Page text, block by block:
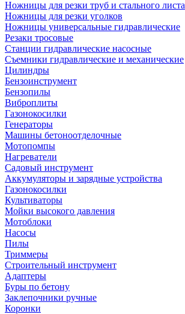
Ножницы для резки труб и стального листа
Ножницы для резки уголков
Ножницы универсальные гидравлические
Резаки тросовые
Станции гидравлические насосные
Съемники гидравлические и механические
Цилиндры
Бензоинструмент
Бензопилы
Виброплиты
Газонокосилки
Генераторы
Машины бетоноотделочные
Мотопомпы
Нагреватели
Садовый инструмент
Аккумуляторы и зарядные устройства
Газонокосилки
Культиваторы
Мойки высокого давления
Мотоблоки
Насосы
Пилы
Триммеры
Строительный инструмент
Адаптеры
Буры по бетону
Заклепочники ручные
Коронки